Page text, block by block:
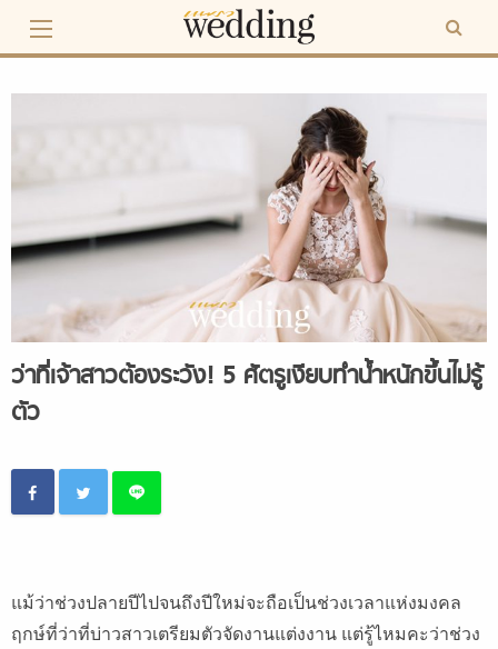
content
ว่าที่เจ้าสาวต้องระวัง! 5 ศัตรูเงียบทำน้ำหนักขึ้นไม่รู้
ตัว
แม้ว่าช่วงปลายปีไปจนถึงปีใหม่จะถือเป็นช่วงเวลาแห่งมงคล
ฤกษ์ที่ว่าที่บ่าวสาวเตรียมตัวจัดงานแต่งงาน แต่รู้ไหมคะว่าช่วง